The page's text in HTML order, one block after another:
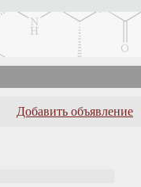
Добавить объявление